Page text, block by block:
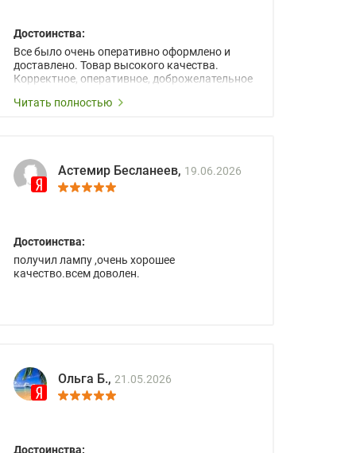
Достоинства:
Все было очень оперативно оформлено и
доставлено. Товар высокого качества.
Корректное, оперативное, доброжелательное
Читать полностью
Астемир Бесланеев, 19.06.2026
Достоинства:
получил лампу ,очень хорошее
качество.всем доволен.
Ольга Б., 21.05.2026
Достоинства: